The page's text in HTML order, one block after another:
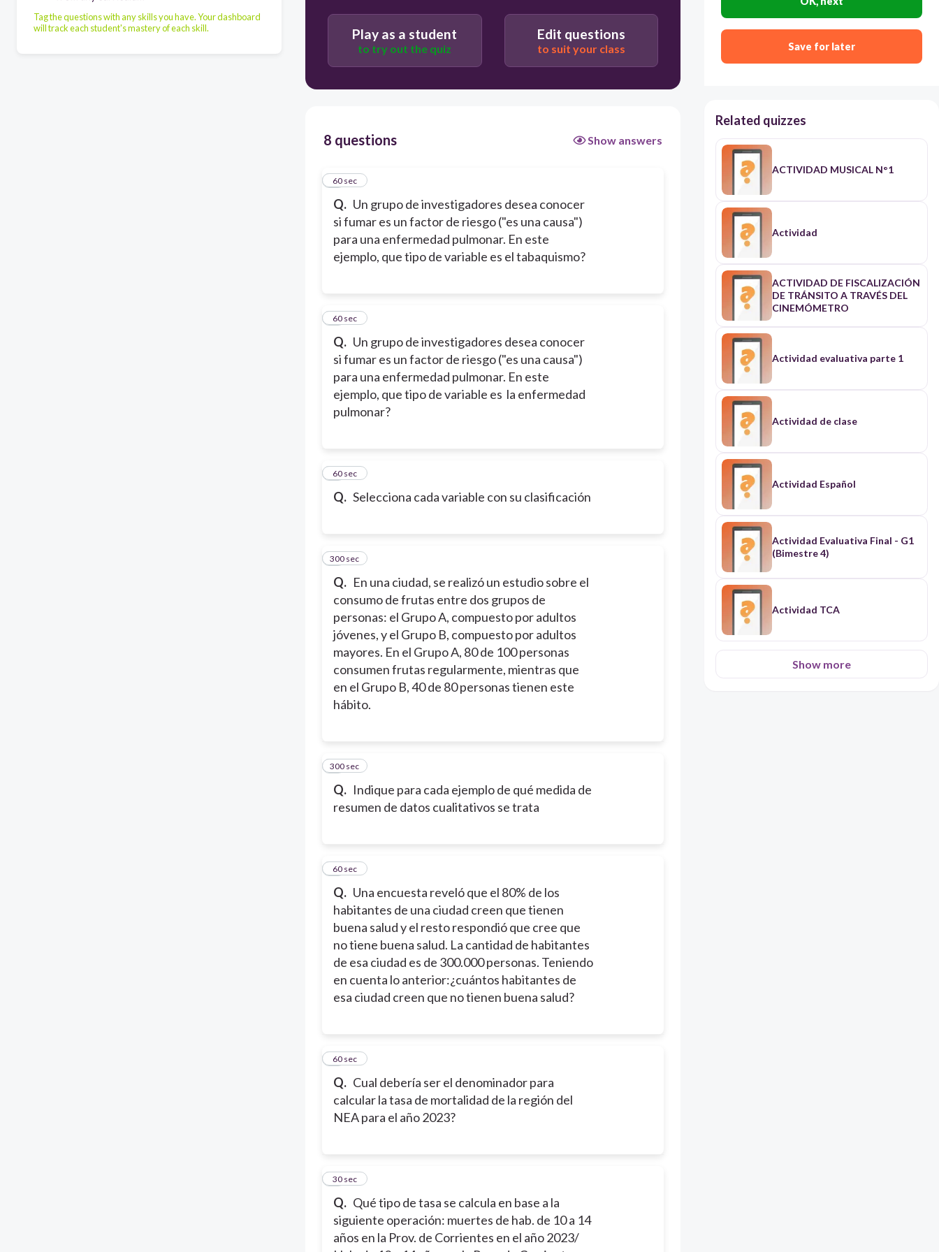
Tag the questions with any skills you have. Your dashboard
will track each student's mastery of each skill.
Sesgada
Play as a student
to try out the quiz
Edit questions
to suit your class
8 questions Show answers
Q. Un grupo de investigadores desea conocer
si fumar es un factor de riesgo ("es una causa")
para una enfermedad pulmonar. En este
ejemplo, que tipo de variable es el tabaquismo?
160 sec
Q. Un grupo de investigadores desea conocer
si fumar es un factor de riesgo ("es una causa")
para una enfermedad pulmonar. En este
ejemplo, que tipo de variable es la enfermedad
pulmonar?
260 sec
Q. Selecciona cada variable con su clasificación
360 sec
Q. En una ciudad, se realizó un estudio sobre el
consumo de frutas entre dos grupos de
personas: el Grupo A, compuesto por adultos
jóvenes, y el Grupo B, compuesto por adultos
mayores. En el Grupo A, 80 de 100 personas
consumen frutas regularmente, mientras que
en el Grupo B, 40 de 80 personas tienen este
hábito.
4
300 sec
Q. Indique para cada ejemplo de qué medida de
resumen de datos cualitativos se trata
5
300 sec
Q. Una encuesta reveló que el 80% de los
habitantes de una ciudad creen que tienen
buena salud y el resto respondió que cree que
no tiene buena salud. La cantidad de habitantes
de esa ciudad es de 300.000 personas. Teniendo
en cuenta lo anterior:¿cuántos habitantes de
esa ciudad creen que no tienen buena salud?
660 sec
Q. Cual debería ser el denominador para
calcular la tasa de mortalidad de la región del
NEA para el año 2023?
760 sec
Q. Qué tipo de tasa se calcula en base a la
siguiente operación: muertes de hab. de 10 a 14
años en la Prov. de Corrientes en el año 2023/
8
30 sec
Save for later
Related quizzes
ACTIVIDAD MUSICAL N°1
Actividad
ACTIVIDAD DE FISCALIZACIÓN
DE TRÁNSITO A TRAVÉS DEL
CINEMÓMETRO
Actividad evaluativa parte 1
Actividad de clase
Actividad Español
Actividad Evaluativa Final - G1
(Bimestre 4)
Actividad TCA
Show more